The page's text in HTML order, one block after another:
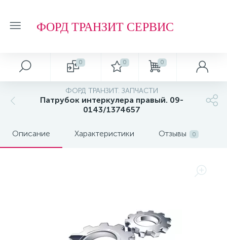
ФОРД ТРАНЗИТ СЕРВИС
0 0 0
ФОРД ТРАНЗИТ. ЗАПЧАСТИ
Патрубок интеркулера правый. 09-
0143/1374657
Описание Характеристики Отзывы 0